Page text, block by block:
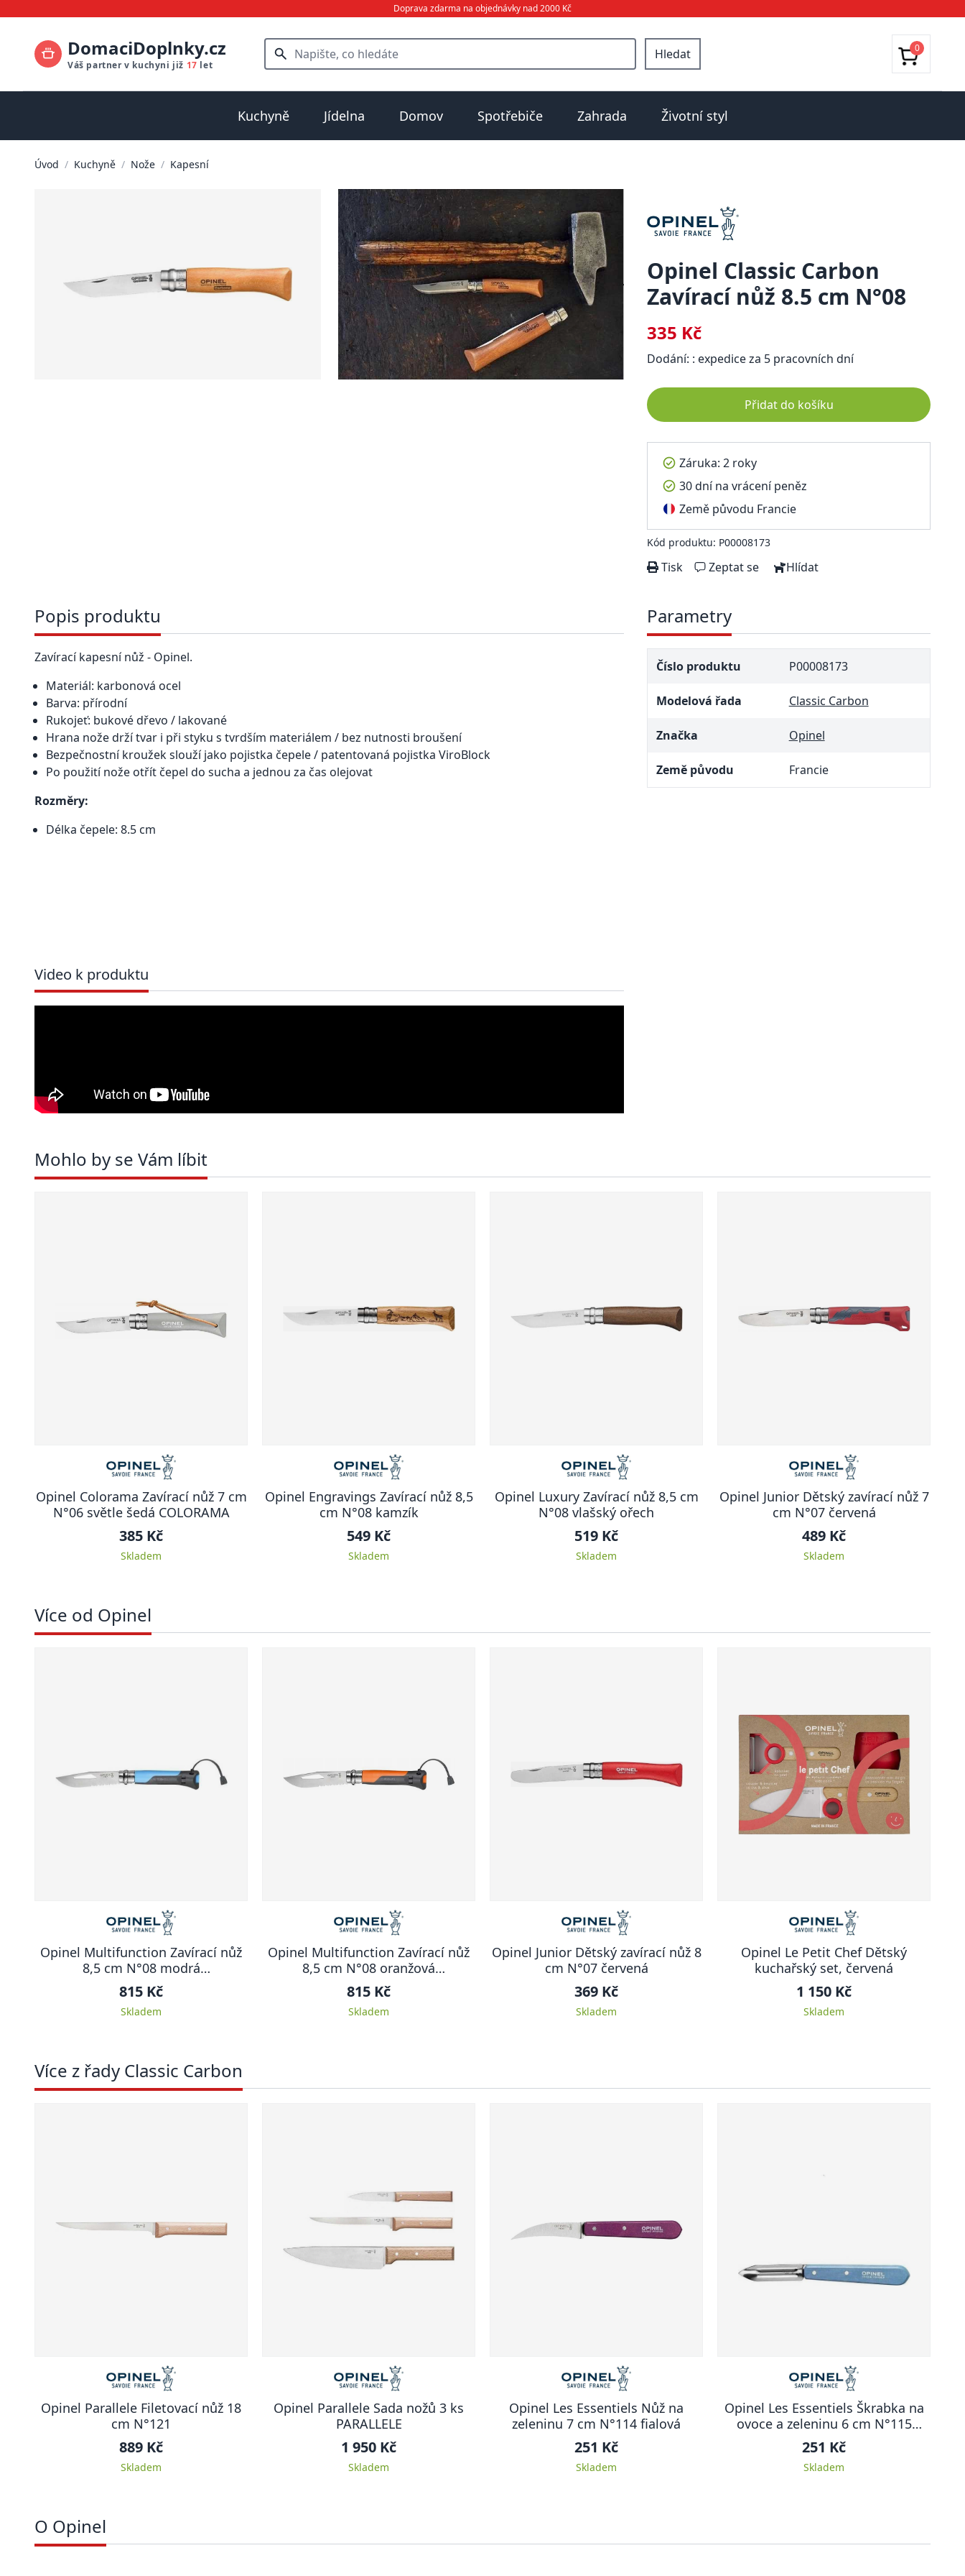
Doprava zdarma na objednávky nad 2000 Kč
DomaciDoplnky.cz
Váš partner v kuchyni již 17 let
Hledat 0
Kuchyně Jídelna Domov Spotřebiče Zahrada Životní styl
Úvod / Kuchyně / Nože / Kapesní
Opinel Classic Carbon
Zavírací nůž 8.5 cm N°08
335 Kč
Dodání: : expedice za 5 pracovních dní
Přidat do košíku
Záruka: 2 roky
30 dní na vrácení peněz
Země původu Francie
Kód produktu: P00008173
Tisk Zeptat se Hlídat
Popis produktu
Zavírací kapesní nůž - Opinel.
Materiál: karbonová ocel
Barva: přírodní
Rukojeť: bukové dřevo / lakované
Hrana nože drží tvar i při styku s tvrdším materiálem / bez nutnosti broušení
Bezpečnostní kroužek slouží jako pojistka čepele / patentovaná pojistka ViroBlock
Po použití nože otřít čepel do sucha a jednou za čas olejovat
Rozměry:
Délka čepele: 8.5 cm
Video k produktu
Parametry
Číslo produktu P00008173
Modelová řada Classic Carbon
Značka Opinel
Země původu Francie
Mohlo by se Vám líbit
Opinel Colorama Zavírací nůž 7 cm
N°06 světle šedá COLORAMA
385 Kč
Skladem
Opinel Engravings Zavírací nůž 8,5
cm N°08 kamzík
549 Kč
Skladem
Opinel Luxury Zavírací nůž 8,5 cm
N°08 vlašský ořech
519 Kč
Skladem
Opinel Junior Dětský zavírací nůž 7
cm N°07 červená
489 Kč
Skladem
Více od Opinel
Opinel Multifunction Zavírací nůž
8,5 cm N°08 modrá
MULTIFUNCTION
815 Kč
Skladem
Opinel Multifunction Zavírací nůž
8,5 cm N°08 oranžová
MULTIFUNCTION
815 Kč
Skladem
Opinel Junior Dětský zavírací nůž 8
cm N°07 červená
369 Kč
Skladem
Opinel Le Petit Chef Dětský
kuchařský set, červená
1 150 Kč
Skladem
Více z řady Classic Carbon
Opinel Parallele Filetovací nůž 18
cm N°121
889 Kč
Skladem
Opinel Parallele Sada nožů 3 ks
PARALLELE
1 950 Kč
Skladem
Opinel Les Essentiels Nůž na
zeleninu 7 cm N°114 fialová
251 Kč
Skladem
Opinel Les Essentiels Škrabka na
ovoce a zeleninu 6 cm N°115
modrá
251 Kč
Skladem
O Opinel